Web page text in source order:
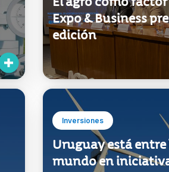
El agro como
Expo & Business
edición
Uruguay está entre
mundo en